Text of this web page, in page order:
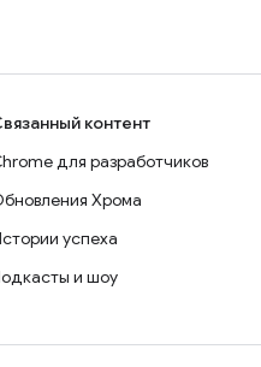
контент
для разработчиков
Хрома
успеха
и шоу